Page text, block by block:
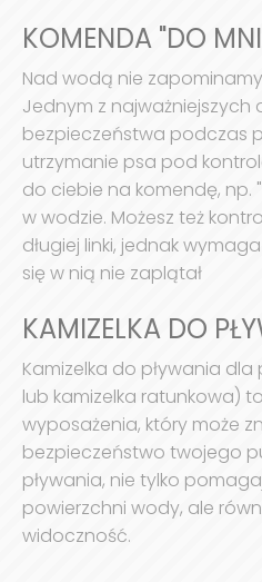
KOMENDA "DO
Nad wodą nie
Jednym z najważniejszych
bezpieczeństwa podczas
utrzymanie psa pod
do ciebie na komendę, np.
w wodzie. Możesz też
długiej linki, jednak
się w nią nie zaplątał
KAMIZELKA DO
Kamizelka do pływania
lub kamizelka ratunkowa)
wyposażenia, który może
bezpieczeństwo twojego
pływania, nie tylko
powierzchni wody, ale
widoczność.